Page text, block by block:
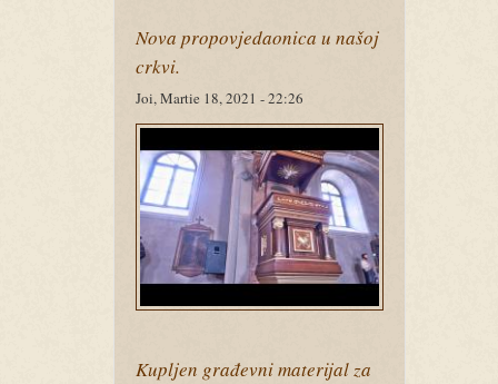
Nova propovjedaonica u našoj
crkvi.
Joi, Martie 18, 2021 - 22:26
Kupljen građevni materijal za